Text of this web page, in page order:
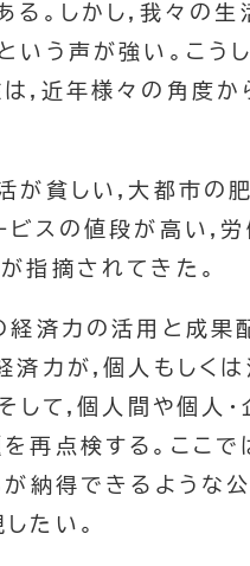
。しかし,我々の生
いう声が強い。こう
,近年様々の角度か
が貧しい,大都市の
スの値段が高い,労
指摘されてきた。
済力の活用と成果
済力が,個人もしく
して,個人間や個人
再点検する。ここ
納得できるような
たい。